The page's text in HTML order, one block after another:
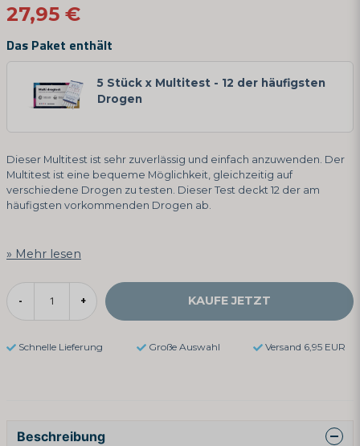
27,95 €
Das Paket enthält
5 Stück x Multitest - 12 der häufigsten
Drogen
Dieser Multitest ist sehr zuverlässig und einfach anzuwenden. Der
Multitest ist eine bequeme Möglichkeit, gleichzeitig auf
verschiedene Drogen zu testen. Dieser Test deckt 12 der am
häufigsten vorkommenden Drogen ab.
Mehr lesen
- + KAUFE JETZT
Schnelle Lieferung Große Auswahl Versand 6,95 EUR
Beschreibung